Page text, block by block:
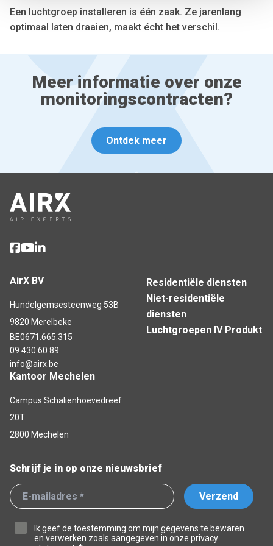
We also share information about your use of our site with
our social media, advertising and analytics partners who
provided to them or that they’ve collected from your use
Een luchtgroep installeren is één zaak. Ze jarenlang
optimaal laten draaien, maakt écht het verschil.
Meer informatie over onze
monitoringscontracten?
Ontdek meer
AirX BV
Hundelgemsesteenweg 53B
9820 Merelbeke
BE0671.665.315
09 430 60 89
info@airx.be
Kantoor Mechelen
Campus Schaliënhoevedreef
20T
2800 Mechelen
Residentiële diensten
Niet-residentiële
diensten
Luchtgroepen IV Produkt
Schrijf je in op onze nieuwsbrief
Verzend
Ik geef de toestemming om mijn gegevens te bewaren
en verwerken zoals aangegeven in onze privacy